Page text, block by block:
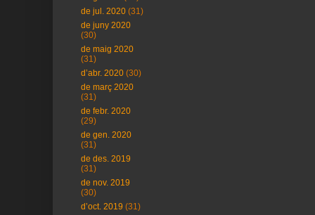
de jul. 2020 (31)
de juny 2020
(30)
de maig 2020
(31)
d’abr. 2020 (30)
de març 2020
(31)
de febr. 2020
(29)
de gen. 2020
(31)
de des. 2019
(31)
de nov. 2019
(30)
d’oct. 2019 (31)